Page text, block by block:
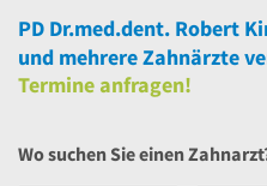
PD Dr.med.dent. Robert
und mehrereZahnärzte
Termine anfragen!
Wo suchen Sie einen